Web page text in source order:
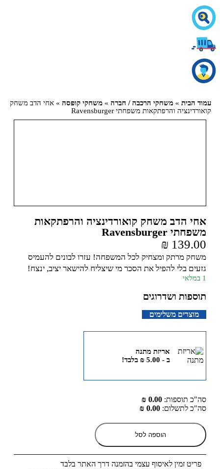
עמוד הבית » משחקי הרכבה / חברה » משחקי קופסה » אחי הדב משחק
קואורדינציה והרפתקאות משפחתי Ravensburger
אחי הדב משחק קואורדינציה והרפתקאות
משפחתי Ravensburger
₪ 139.00
משחק מרתק ומצחיק לכל המשפחה! עזרו לבונים להעמיס
גזעים בלי להפיל את הסכר מי שיצליח להישאר יציב, ינצח!
1 במלאי
תוספות ושדרוגים
מוצרים משלימים
אריזת מתנה
ב -
₪5.00 בלבד!
סה"כ תוספות: 0.00 ₪
סה"כ לתשלום: 0.00 ₪
הוספה לסל
פריט זמין לאיסוף עצמי בהזמנה דרך האתר בלבד